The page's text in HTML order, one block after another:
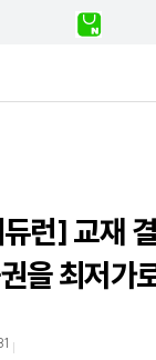
런] 교재
을 최저가